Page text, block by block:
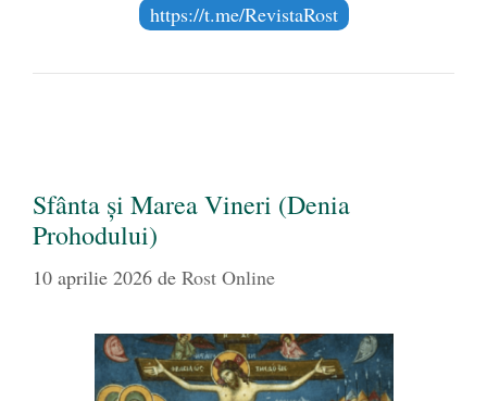
https://t.me/RevistaRost
Sfânta și Marea Vineri (Denia
Prohodului)
10 aprilie 2026 de Rost Online